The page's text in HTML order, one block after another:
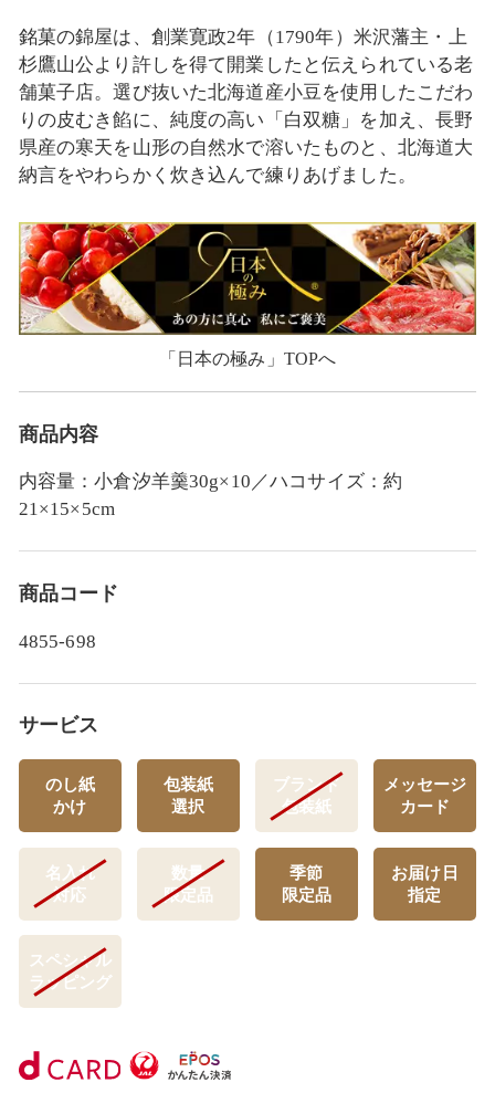
銘菓の錦屋は、創業寛政2年（1790年）米沢藩主・上
杉鷹山公より許しを得て開業したと伝えられている老
舗菓子店。選び抜いた北海道産小豆を使用したこだわ
りの皮むき餡に、純度の高い「白双糖」を加え、長野
県産の寒天を山形の自然水で溶いたものと、北海道大
納言をやわらかく炊き込んで練りあげました。
「日本の極み」TOPへ
商品内容
内容量：小倉汐羊羹30g×10／ハコサイズ：約
21×15×5cm
商品コード
4855-698
サービス
のし紙
かけ
包装紙
選択
ブランド
包装紙
メッセージ
カード
名入れ
対応
数量
限定品
季節
限定品
お届け日
指定
スペシャル
ラッピング